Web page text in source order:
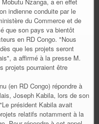
indienne conduite par le
du Commerce et de
que son pays va bientôt
en RD Congo. "Nous
que les projets seront
a affirmé à la presse M.
projets pourraient être
(en RD Congo) répondre à
Joseph Kabila, lors de son
président Kabila avait
relatifs notamment à la